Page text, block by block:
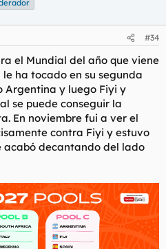
#34
el Mundial del año que viene
ha tocado en su segunda
Argentina y luego Fiyi y
se puede conseguir la
En noviembre fui a ver el
contra Fiyi y estuvo
acabó decantando del lado